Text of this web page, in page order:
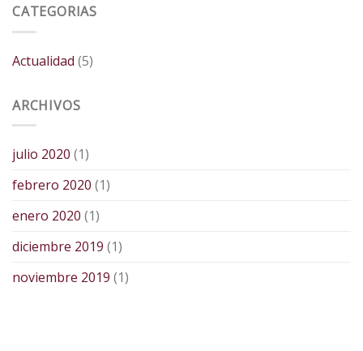
CATEGORIAS
Actualidad (5)
ARCHIVOS
julio 2020 (1)
febrero 2020 (1)
enero 2020 (1)
diciembre 2019 (1)
noviembre 2019 (1)